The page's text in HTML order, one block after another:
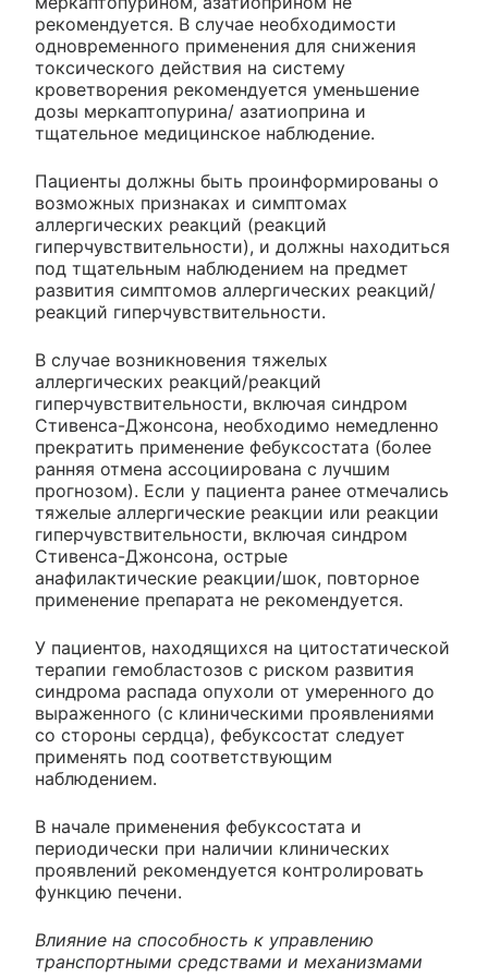
рекомендуется. В случае необходимости
одновременного применения для снижения
токсического действия на систему
кроветворения рекомендуется уменьшение
дозы меркаптопурина/ азатиоприна и
тщательное медицинское наблюдение.
Пациенты должны быть проинформированы о
возможных признаках и симптомах
аллергических реакций (реакций
гиперчувствительности), и должны находиться
под тщательным наблюдением на предмет
развития симптомов аллергических реакций/
реакций гиперчувствительности.
В случае возникновения тяжелых
аллергических реакций/реакций
гиперчувствительности, включая синдром
Стивенса-Джонсона, необходимо немедленно
прекратить применение фебуксостата (более
ранняя отмена ассоциирована с лучшим
прогнозом). Если у пациента ранее отмечались
тяжелые аллергические реакции или реакции
гиперчувствительности, включая синдром
Стивенса-Джонсона, острые
анафилактические реакции/шок, повторное
применение препарата не рекомендуется.
У пациентов, находящихся на цитостатической
терапии гемобластозов с риском развития
синдрома распада опухоли от умеренного до
выраженного (с клиническими проявлениями
со стороны сердца), фебуксостат следует
применять под соответствующим
наблюдением.
В начале применения фебуксостата и
периодически при наличии клинических
проявлений рекомендуется контролировать
функцию печени.
Влияние на способность к управлению
транспортными средствами и механизмами